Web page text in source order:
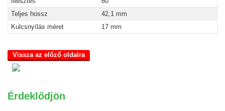
Teljes hossz
42,1 mm
Kulcsnyílás méret
17 mm
Vissza az előző oldalra
Érdeklődjön